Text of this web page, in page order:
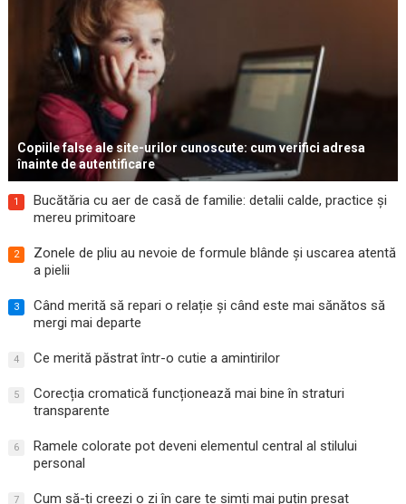
Copiile false ale site-urilor cunoscute: cum verifici adresa
înainte de autentificare
1
Bucătăria cu aer de casă de familie: detalii calde, practice și
mereu primitoare
2
Zonele de pliu au nevoie de formule blânde și uscarea atentă
a pielii
3
Când merită să repari o relație și când este mai sănătos să
mergi mai departe
4 Ce merită păstrat într-o cutie a amintirilor
5
Corecția cromatică funcționează mai bine în straturi
transparente
6
Ramele colorate pot deveni elementul central al stilului
personal
7 Cum să-ți creezi o zi în care te simți mai puțin presat